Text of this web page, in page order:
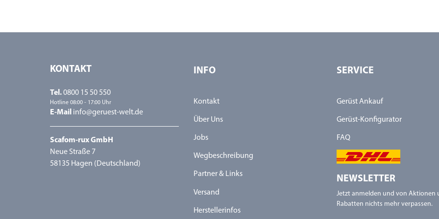
KONTAKT
Tel.0800 15 50 550
Hotline 08:00 - 17:00 Uhr
E-Mail info@geruest-welt.de
Scafom-rux GmbH
Neue Straße 7
58135 Hagen (Deutschland)
INFO
Kontakt
Über Uns
Jobs
Wegbeschreibung
Partner & Links
Versand
Herstellerinfos
SERVICE
Gerüst Ankauf
Gerüst-Konfigurator
FAQ
NEWSLETTER
Jetzt anmelden und von Aktionen
Rabatten nichts mehr verpassen.